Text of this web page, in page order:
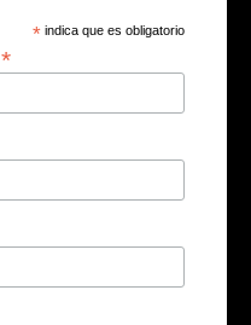
* indica que es obligatorio
*